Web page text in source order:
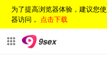
为了提高浏览器体验，建议您
器访问， 点击下载